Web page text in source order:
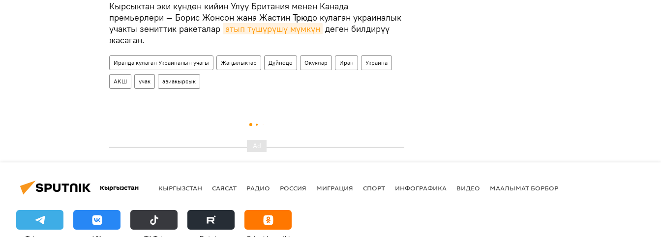
Кырсыктан эки күндөн кийин Улуу Британия менен Канада
премьерлери — Борис Жонсон жана Жастин Трюдо кулаган украиналык
учакты зениттик ракеталар атып түшүрүшү мүмкүн деген билдирүү
жасаган.
Иранда кулаган Украинанын учагы Жаңылыктар Дүйнөдө Окуялар Иран Украина
АКШ учак авиакырсык
Кыргызстан КЫРГЫЗСТАН САЯСАТ РАДИО РОССИЯ МИГРАЦИЯ СПОРТ ИНФОГРАФИКА ВИДЕО МААЛЫМАТ БОРБОР